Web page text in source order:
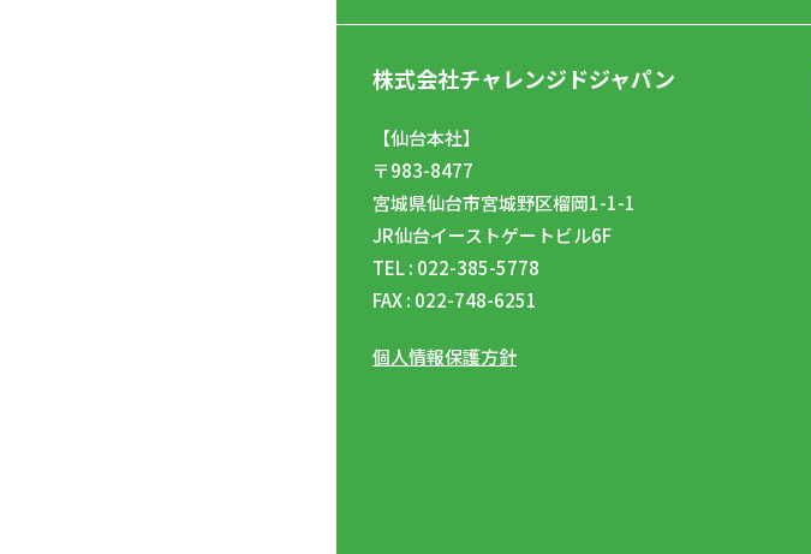
株式会社チャレンジドジャパン
【仙台本社】
〒983-8477
宮城県仙台市宮城野区榴岡1-1-1
JR仙台イーストゲートビル6F
TEL : 022-385-5778
FAX : 022-748-6251
個人情報保護方針